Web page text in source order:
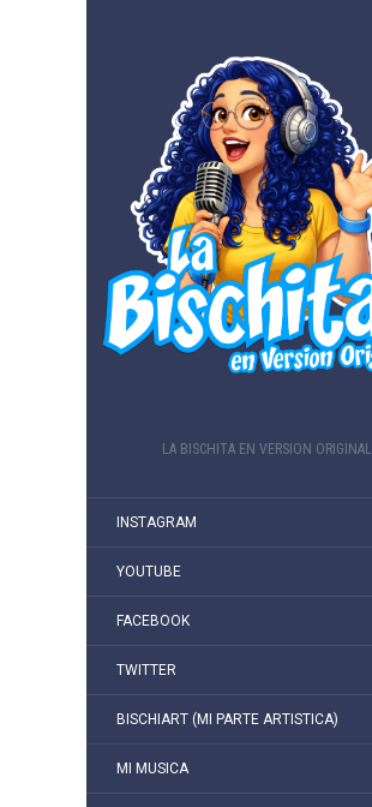
LA BISCHITA EN VERSION ORIGINAL
INSTAGRAM
YOUTUBE
FACEBOOK
TWITTER
BISCHIART (MI PARTE ARTISTICA)
MI MUSICA